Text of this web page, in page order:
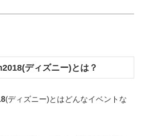
ディズニー)とは？
(ディズニー)とはどんなイベントな